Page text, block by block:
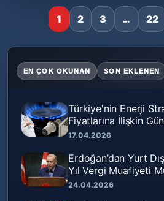
1 2 3 … 22
EN ÇOK OKUNAN SON EKLENEN
Türkiye'nin Enerji
Fiyatlarına İlişkin
17.04.2026
Erdoğan’dan Yurt
Yıl Vergi Muafiyeti
24.04.2026